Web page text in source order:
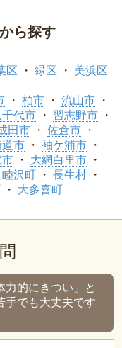
ら探す
区 緑区
美浜区
柏市
流山市
千代市
習志野市
田市
佐倉市
道市
袖ケ浦市
市
大網白里市
睦沢町
長生村
大多喜町
力的にきつい」と
手でも大丈夫です